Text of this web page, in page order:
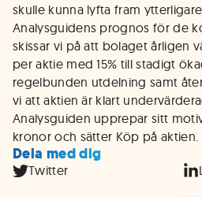
skulle kunna lyfta fram
Analysguidens prognos för de
skissar vi på att bolaget årligen
per aktie med 15% till stadigt
regelbunden utdelning samt
vi att aktien är klart
Analysguiden upprepar sitt
kronor och sätter Köp på aktien.
Dela med dig
Twitter